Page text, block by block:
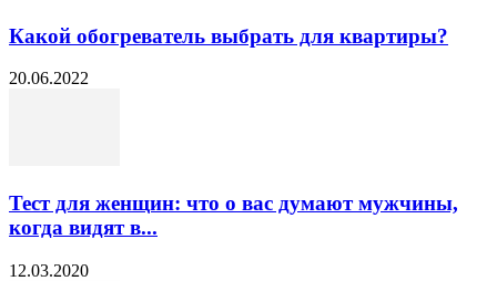
Какой обогреватель выбрать для квартиры?
20.06.2022
Тест для женщин: что о вас думают мужчины,
когда видят в...
12.03.2020